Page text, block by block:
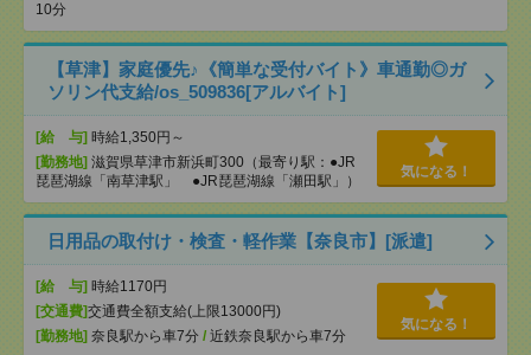
10分
【草津】家庭優先♪《簡単な受付バイト》車通勤◎ガ
ソリン代支給/os_509836[アルバイト]
[給 与] 時給1,350円～
[勤務地] 滋賀県草津市新浜町300（最寄り駅：●JR
琵琶湖線「南草津駅」 ●JR琵琶湖線「瀬田駅」）
気になる！
日用品の取付け・検査・軽作業【奈良市】[派遣]
[給 与] 時給1170円
[交通費]交通費全額支給(上限13000円)
[勤務地] 奈良駅から車7分 / 近鉄奈良駅から車7分
気になる！